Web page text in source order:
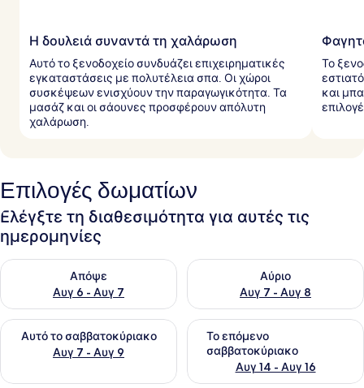
Η δουλειά συναντά τη χαλάρωση
Αυτό το ξενοδοχείο συνδυάζει επιχειρηματικές
εγκαταστάσεις με πολυτέλεια σπα. Οι χώροι
συσκέψεων ενισχύουν την παραγωγικότητα. Τα
μασάζ και οι σάουνες προσφέρουν απόλυτη
χαλάρωση.
Το
και
Επιλογές δωματίων
Ελέγξτε τη διαθεσιμότητα για αυτές τις
ημερομηνίες
Απόψε
Αυγ 6 - Αυγ 7
Έλεγχος διαθεσιμότητας για απόψε Αυγ 6 - Αυγ 7
Αύριο
Αυγ 7 - Αυγ 8
Έλεγχος διαθεσιμότητας
Αυτό το σαββατοκύριακο
Αυγ 7 - Αυγ 9
Έλεγχος διαθεσιμότητας για αυτό το σαββατοκύριακο
Το επόμενο
σαββατοκύριακο
Αυγ 14 - Αυγ 16
Έλεγχος διαθεσιμότητας